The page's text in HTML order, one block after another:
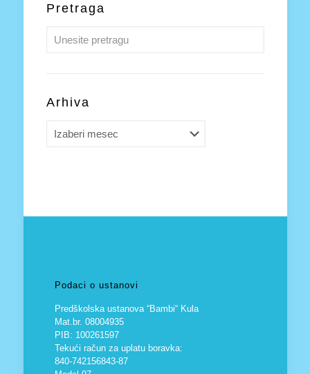
Pretraga
Arhiva
Podaci o ustanovi
Predškolska ustanova “Bambi“ Kula
Mat.br. 08004935
PIB: 100261597
Tekući račun za uplatu boravka:
840-742156843-87